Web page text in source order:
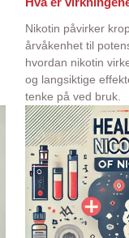
Nikotin påvirker
årvåkenhet til
hvordan nikotin
og langsiktige
tenke på ved bruk.